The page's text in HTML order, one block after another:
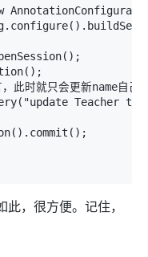
Teacher t
，很方便。记住，